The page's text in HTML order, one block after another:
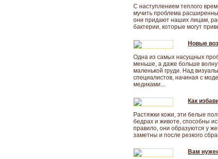
С наступлением теплого
мучить проблема
они придают наших лицам,
бактерии, которые могут
Новые
Одна из самых насущных
меньше, а даже больше
маленькой груди. Над
специалистов, начиная с
медиками...
Как
Растяжки кожи, эти белые
бедрах и животе, способны
правило, они образуются у
заметны и после резкого
Вам